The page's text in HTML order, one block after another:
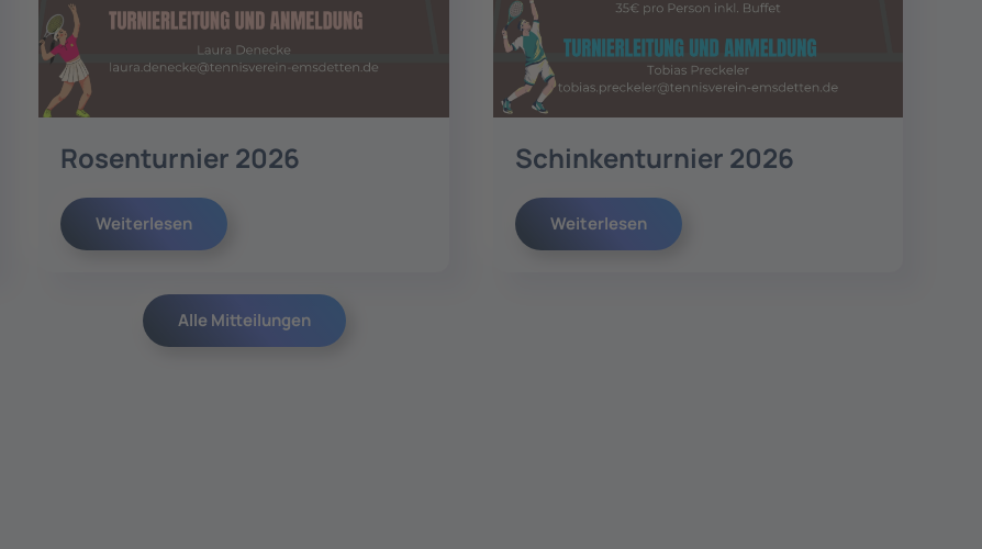
Rosenturnier 2026
Weiterlesen
Schinkenturnier 2026
Weiterlesen
Alle Mitteilungen